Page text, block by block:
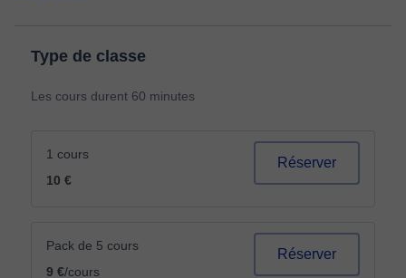
Type de classe
Les cours durent 60 minutes
1 cours
10 €
Réserver
Pack de 5 cours
9 €/cours
Réserver